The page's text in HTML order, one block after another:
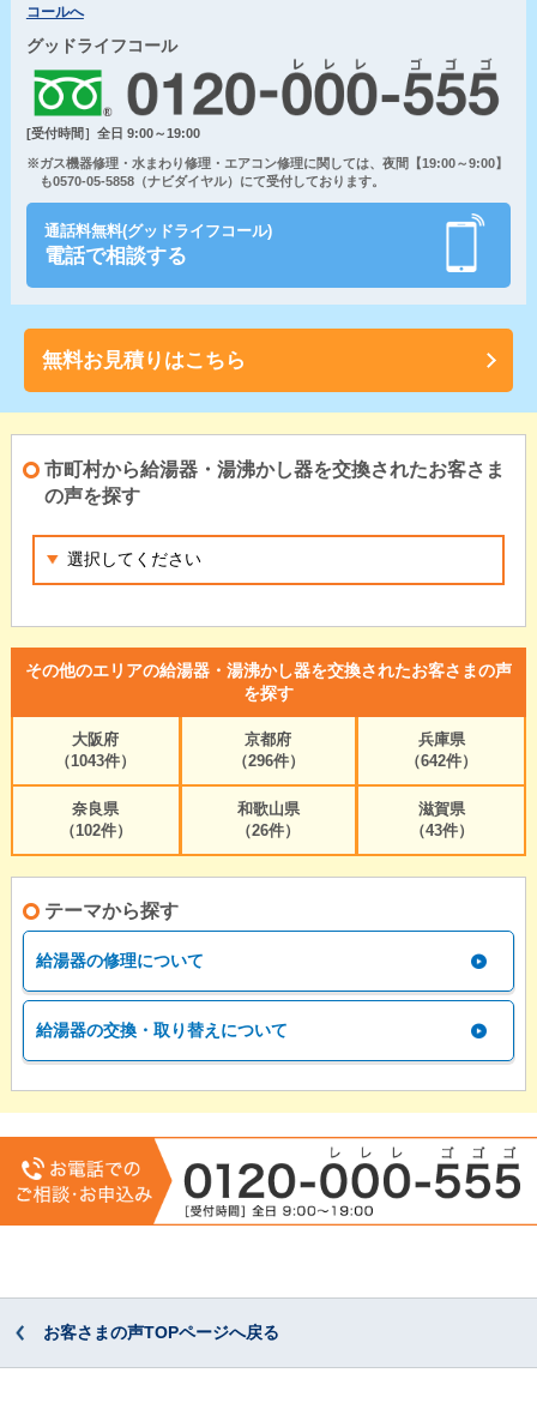
コールへ
グッドライフコール
[受付時間］全日 9:00～19:00
※ガス機器修理・水まわり修理・エアコン修理に関しては、夜間【19:00～9:00】
も0570-05-5858（ナビダイヤル）にて受付しております。
通話料無料(グッドライフコール)
電話で相談する
無料お見積りはこちら
市町村から給湯器・湯沸かし器を交換されたお客さま
の声を探す
その他のエリアの給湯器・湯沸かし器を交換されたお客さまの声
を探す
大阪府
（1043件）
京都府
（296件）
兵庫県
（642件）
奈良県
（102件）
和歌山県
（26件）
滋賀県
（43件）
テーマから探す
給湯器の修理について
給湯器の交換・取り替えについて
お客さまの声TOPページへ戻る